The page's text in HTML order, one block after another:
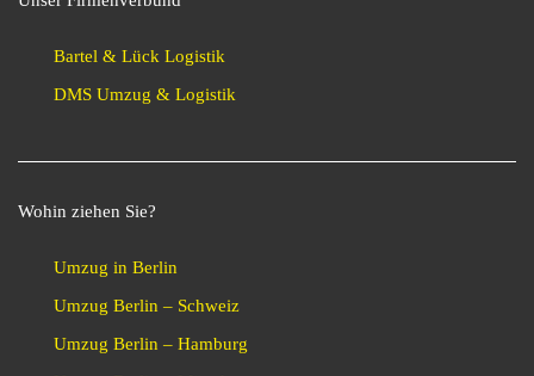
Bartel & Lück Logistik
DMS Umzug & Logistik
Wohin ziehen Sie?
Umzug in Berlin
Umzug Berlin – Schweiz
Umzug Berlin – Hamburg